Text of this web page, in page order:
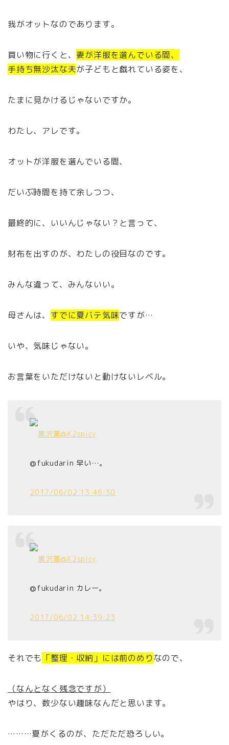
我がオットなのであります。
買い物に行くと、 妻が洋服を選んでいる間、
手持ち無沙汰な夫が子どもと戯れている姿を、
たまに見かけるじゃないですか。
わたし、アレです。
オットが洋服を選んでいる間、
だいぶ時間を持て余しつつ、
最終的に、いいんじゃない？と言って、
財布を出すのが、わたしの役目なのです。
みんな違って、みんないい。
母さんは、 すでに夏バテ気味ですが…
いや、気味じゃない。
お言葉をいただけないと動けないレベル。
黒沢薫@K2spicy
@fukudarin 早い…。
2017/06/02 13:46:30
黒沢薫@K2spicy
@fukudarin カレー。
2017/06/02 14:39:23
それでも 「整理・収納」には前のめりなので、
（なんとなく残念ですが）
やはり、数少ない趣味なんだと思います。
………夏がくるのが、ただただ恐ろしい。